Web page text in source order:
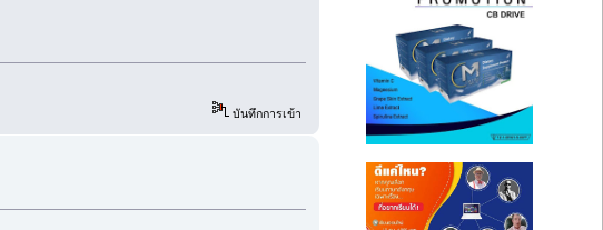
บันทึกการเข้า